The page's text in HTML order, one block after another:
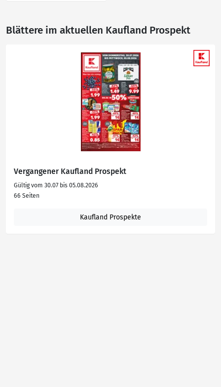
Blättere im aktuellen Kaufland Prospekt
Vergangener Kaufland Prospekt
Gültig vom 30.07 bis 05.08.2026
66 Seiten
Kaufland Prospekte